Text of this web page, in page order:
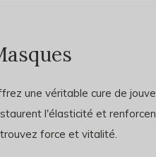
une véritable cure de
l'élasticité et
force et vitalité.